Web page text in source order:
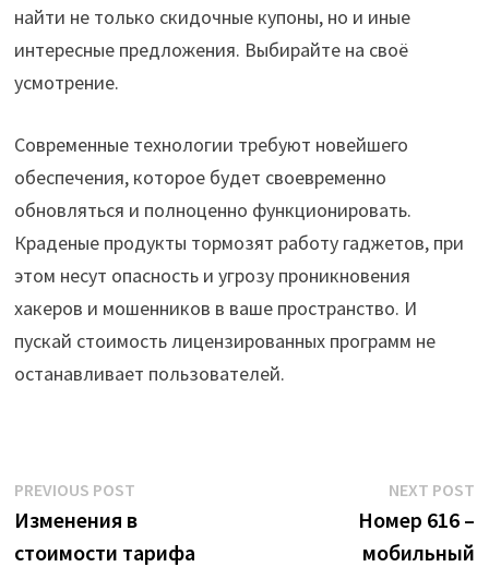
найти не только скидочные купоны, но и иные
интересные предложения. Выбирайте на своё
усмотрение.
Современные технологии требуют новейшего
обеспечения, которое будет своевременно
обновляться и полноценно функционировать.
Краденые продукты тормозят работу гаджетов, при
этом несут опасность и угрозу проникновения
хакеров и мошенников в ваше пространство. И
пускай стоимость лицензированных программ не
останавливает пользователей.
Post
navigation
PREVIOUS POSTPrevious
post:
Изменения в
стоимости тарифа
NEXT POST
Номер 616 –
мобильный